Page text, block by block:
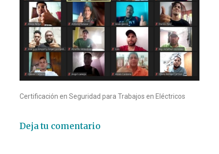
Certificación en Seguridad para Trabajos en Eléctricos
Deja tu comentario